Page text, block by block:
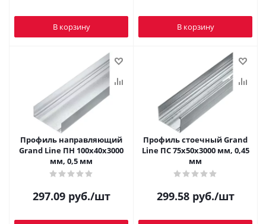
В корзину В корзину
Профиль направляющий
Grand Line ПН 100х40х3000
мм, 0,5 мм
297.09руб./шт
Профиль стоечный Grand
Line ПС 75х50х3000 мм, 0,45
мм
299.58руб./шт